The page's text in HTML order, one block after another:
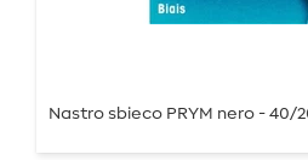
Nastro sbieco PRYM nero - 40/